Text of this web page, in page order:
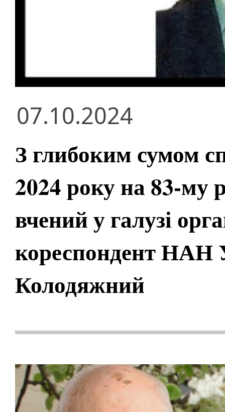
07.10.2024
З глибоким сумом
2024 року на 83-му
вчений у галузі
кореспондент НАН
Колодяжний